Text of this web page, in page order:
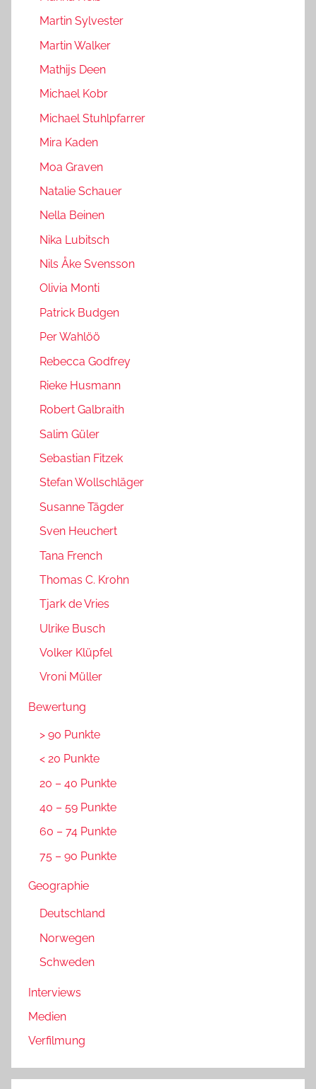
Martin Sylvester
Martin Walker
Mathijs Deen
Michael Kobr
Michael Stuhlpfarrer
Mira Kaden
Moa Graven
Natalie Schauer
Nella Beinen
Nika Lubitsch
Nils Åke Svensson
Olivia Monti
Patrick Budgen
Per Wahlöö
Rebecca Godfrey
Rieke Husmann
Robert Galbraith
Salim Güler
Sebastian Fitzek
Stefan Wollschläger
Susanne Tägder
Sven Heuchert
Tana French
Thomas C. Krohn
Tjark de Vries
Ulrike Busch
Volker Klüpfel
Vroni Müller
Bewertung
> 90 Punkte
< 20 Punkte
20 – 40 Punkte
40 – 59 Punkte
60 – 74 Punkte
75 – 90 Punkte
Geographie
Deutschland
Norwegen
Schweden
Interviews
Medien
Verfilmung